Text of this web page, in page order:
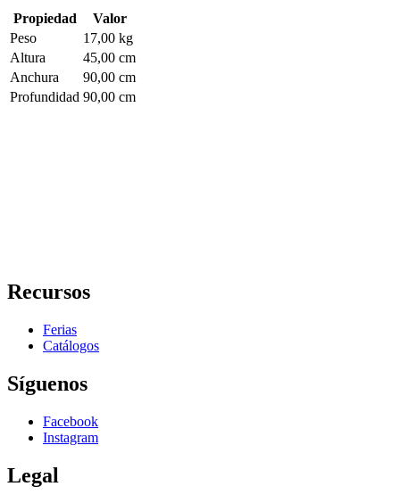
Propiedad
Valor
Peso
17,00 kg
Altura
45,00 cm
Anchura
90,00 cm
Profundidad 90,00 cm
Recursos
Ferias
Catálogos
Síguenos
Facebook
Instagram
Legal